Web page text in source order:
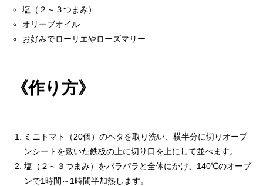
塩（２～３つまみ）
オリーブオイル
お好みでローリエやローズマリー
《作り方》
ミニトマト（20個）のヘタを取り洗い、横半分に切りオーブ
ンシートを敷いた鉄板の上に切り口を上にして並べます。
塩（２～３つまみ）をパラパラと全体にかけ、140℃のオーブ
ンで1時間～1時間半加熱します。